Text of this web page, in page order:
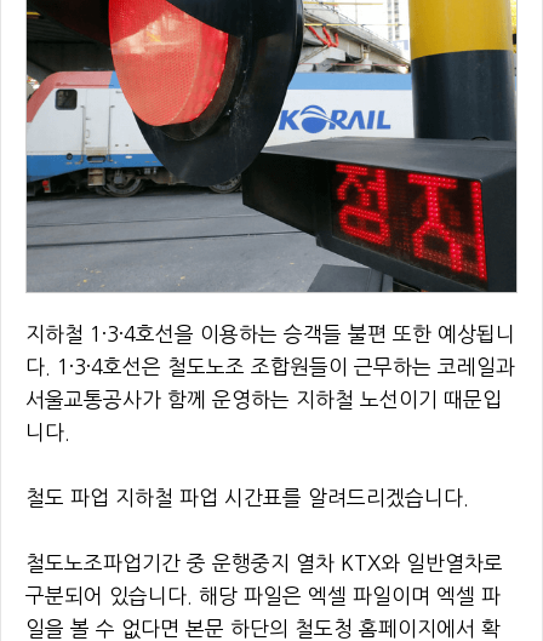
지하철 1·3·4호선을 이용하는 승객들 불편 또한 예상됩니
다. 1·3·4호선은 철도노조 조합원들이 근무하는 코레일과
서울교통공사가 함께 운영하는 지하철 노선이기 때문입
니다.
철도 파업 지하철 파업 시간표를 알려드리겠습니다.
철도노조파업기간 중 운행중지 열차 KTX와 일반열차로
구분되어 있습니다. 해당 파일은 엑셀 파일이며 엑셀 파
일을 볼 수 없다면 본문 하단의 철도청 홈페이지에서 확